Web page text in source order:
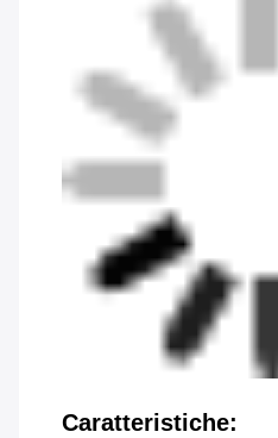
Caratteristiche: